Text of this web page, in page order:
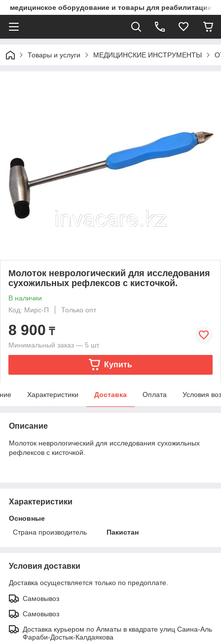
медицинское оборудование и товары для реабилитации
Товары и услуги МЕДИЦИНСКИЕ ИНСТРУМЕНТЫ
Молоток неврологический для исследования
сухожильных рефлексов с кисточкой.
В наличии
Код: Мирс-П
Только опт
8 900 ₸
Минимальный заказ — 5 шт.
Купить
Характеристики Доставка Оплата Условия
Описание
Молоток неврологический для исследования сухожильных
рефлексов с кисточкой.
Характеристики
Основные
Страна производитель
Пакистан
Условия доставки
Доставка осуществляется только по предоплате.
Самовывоз
Самовывоз
Доставка курьером по Алматы в квадрате улиц Саина-Аль
Фараби-Достык-Калдаякова